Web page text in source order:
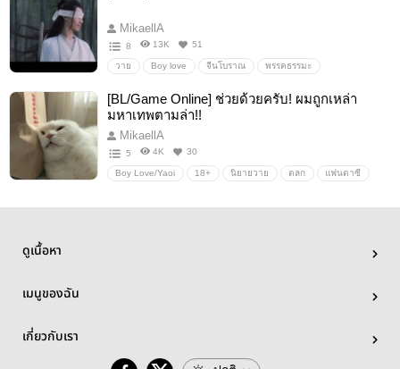
MikaellA
8 13K 51
วาย Boy love จีนโบราณ พรรคธรรมะ
[BL/Game Online] ช่วยด้วยครับ! ผมถูกเหล่า
มหาเทพตามล่า!!
MikaellA
5 4K 30
Boy Love/Yaoi 18+ นิยายวาย ตลก แฟนตาซี
ดูเนื้อหา
เมนูของฉัน
เกี่ยวกับเรา